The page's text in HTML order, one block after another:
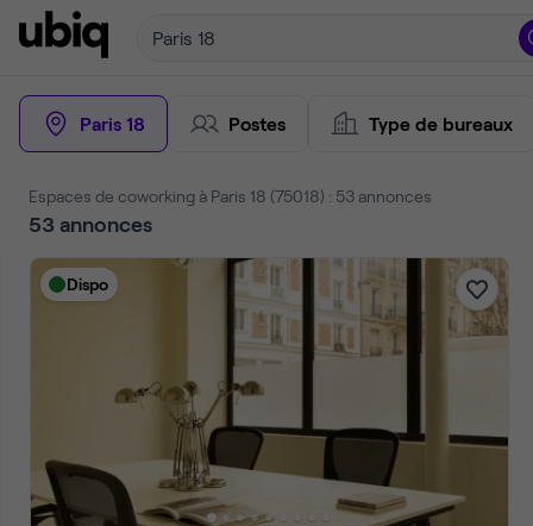
Paris 18
Paris 18
Espaces de coworking à Paris 18 (75018) : 53 annonces
53 annonces